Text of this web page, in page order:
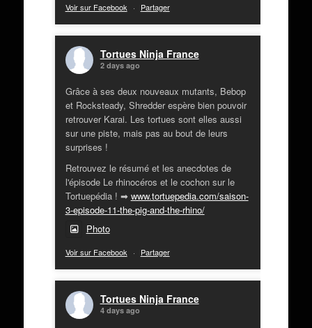
Voir sur Facebook · Partager
Tortues Ninja France
2 days ago
Grâce à ses deux nouveaux mutants, Bebop
et Rocksteady, Shredder espère bien pouvoir
retrouver Karai. Les tortues sont elles aussi
sur une piste, mais pas au bout de leurs
surprises !
Retrouvez le résumé et les anecdotes de
l'épisode Le rhinocéros et le cochon sur le
Tortuepédia ! ➡ www.tortuepedia.com/saison-
3-episode-11-the-pig-and-the-rhino/
Photo
Voir sur Facebook · Partager
Tortues Ninja France
4 days ago